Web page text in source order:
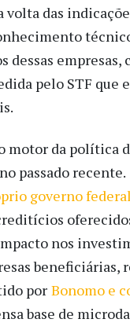
volta das
dessas empresas,
pelo STF que
motor da política
passado recente.
governo federal
nos
beneficiárias,
por Bonomo e
base de